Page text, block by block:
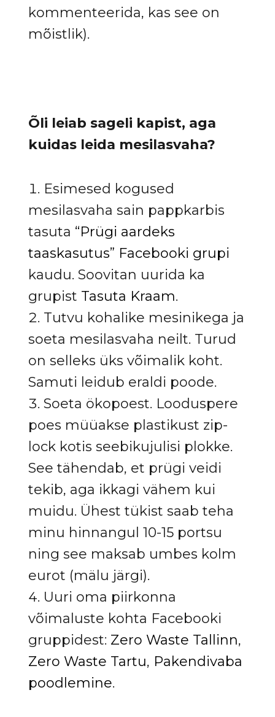
kommenteerida, kas see on
mõistlik).
Õli leiab sageli kapist, aga
kuidas leida mesilasvaha?
Esimesed kogused
mesilasvaha sain pappkarbis
tasuta “Prügi aardeks
taaskasutus” Facebooki grupi
kaudu. Soovitan uurida ka
grupist Tasuta Kraam.
Tutvu kohalike mesinikega ja
soeta mesilasvaha neilt. Turud
on selleks üks võimalik koht.
Samuti leidub eraldi poode.
Soeta ökopoest. Looduspere
poes müüakse plastikust zip-
lock kotis seebikujulisi plokke.
See tähendab, et prügi veidi
tekib, aga ikkagi vähem kui
muidu. Ühest tükist saab teha
minu hinnangul 10-15 portsu
ning see maksab umbes kolm
eurot (mälu järgi).
Uuri oma piirkonna
võimaluste kohta Facebooki
gruppidest: Zero Waste Tallinn,
Zero Waste Tartu, Pakendivaba
poodlemine.